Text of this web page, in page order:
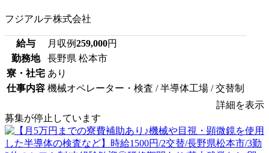
フジアルテ株式会社
給与 月収例259,000円
勤務地
長野県 松本市
寮・社宅 あり
仕事内容 機械オペレーター・検査 / 半導体工場 / 交替制
詳細を表示
募集が停止しています